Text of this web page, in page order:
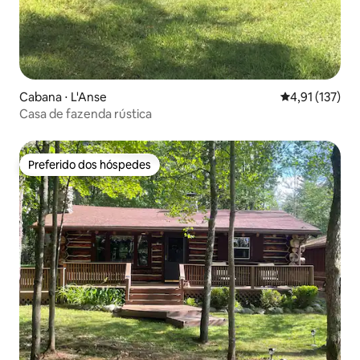
Cabana ⋅ L'Anse 4,91 de uma
4,91 (137)
Casa de fazenda rústica
Preferido dos hóspedes
Preferido dos hóspedes